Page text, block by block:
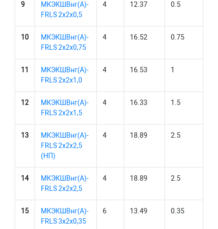
9
МКЭКШВнг(А)-
FRLS 2х2х0,5
4 12.37 0.5
10
МКЭКШВнг(А)-
FRLS 2х2х0,75
4 16.52 0.75
11
МКЭКШВнг(А)-
FRLS 2х2х1,0
4 16.53 1
12
МКЭКШВнг(А)-
FRLS 2х2х1,5
4 16.33 1.5
13
МКЭКШВнг(А)-
FRLS 2х2х2,5
(НП)
4 18.89 2.5
14
МКЭКШВнг(А)-
FRLS 2х2х2,5
4 18.89 2.5
15
МКЭКШВнг(А)-
FRLS 3х2х0,35
6 13.49 0.35